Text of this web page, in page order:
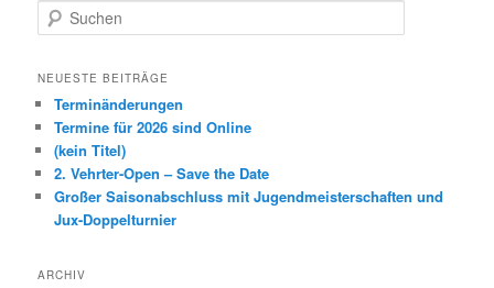
u
h
NEUESTE BEITRÄGE
Terminänderungen
Termine für 2026 sind Online
(kein Titel)
2. Vehrter-Open – Save the Date
Großer Saisonabschluss mit Jugendmeisterschaften und
Jux-Doppelturnier
ARCHIV